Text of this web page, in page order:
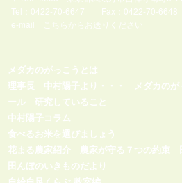
Tel：0422-70-6647 Fax：0422-70-6648
e-mail
こちらからお送りください
メダカのがっこうとは
理事長 中村陽子より・・・
メダカの
ール
研究していること
中村陽子コラム
食べるお米を選びましょう
花まる農家紹介
農家が守る７つの約束
田んぼのいきものだより